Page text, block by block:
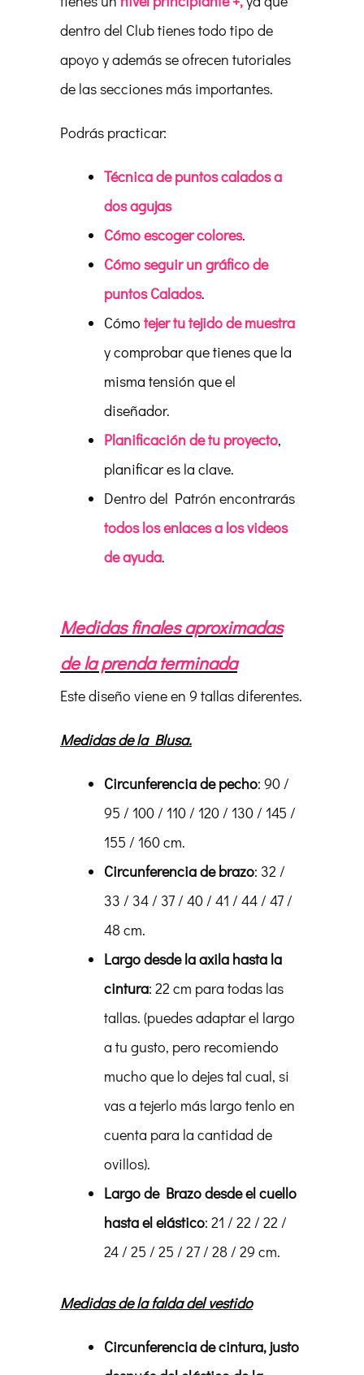
dentro del Club tienes todo tipo de
apoyo y además se ofrecen tutoriales
de las secciones más importantes.
Podrás practicar:
Técnica de puntos calados a
dos agujas
Cómo escoger colores.
Cómo seguir un gráfico de
puntos Calados.
Cómo tejer tu tejido de muestra
y comprobar que tienes que la
misma tensión que el
diseñador.
Planificación de tu proyecto,
planificar es la clave.
Dentro del Patrón encontrarás
todos los enlaces a los videos
de ayuda.
Medidas finales aproximadas
de la prenda terminada
Este diseño viene en 9 tallas diferentes.
Medidas de la Blusa.
Circunferencia de pecho: 90 /
95 / 100 / 110 / 120 / 130 / 145 /
155 / 160 cm.
Circunferencia de brazo: 32 /
33 / 34 / 37 / 40 / 41 / 44 / 47 /
48 cm.
Largo desde la axila hasta la
cintura: 22 cm para todas las
tallas. (puedes adaptar el largo
a tu gusto, pero recomiendo
mucho que lo dejes tal cual, si
vas a tejerlo más largo tenlo en
cuenta para la cantidad de
ovillos).
Largo de Brazo desde el cuello
hasta el elástico: 21 / 22 / 22 /
24 / 25 / 25 / 27 / 28 / 29 cm.
Medidas de la falda del vestido
Circunferencia de cintura, justo